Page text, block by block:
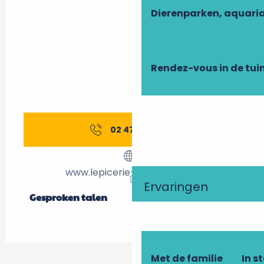
Dierenparken,
Rendez-vous in de
Ervaringen
Met de familie In
02 47 57 08
www.lepicerie-amboise.com
Gesproken talen
Gesproken talen